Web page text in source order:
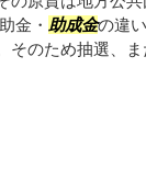
金・ 助成金の違
そのため抽選、ま